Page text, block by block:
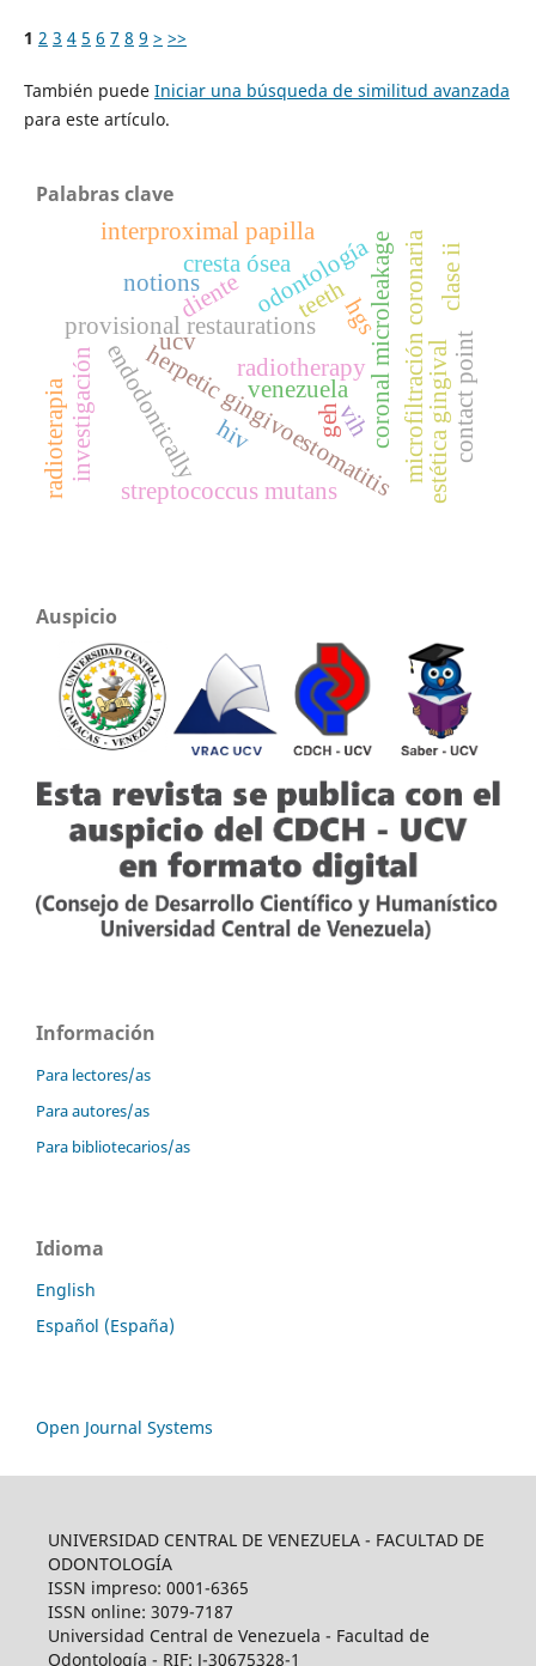
1 2 3 4 5 6 7 8 9 > >>
También puede Iniciar una búsqueda de similitud avanzada
para este artículo.
Palabras clave
geh
herpetic gingivoestomatitis
hgs microfiltración coronaria
streptococcus mutans
coronal microleakage
provisional restaurations
endodontically
odontología
venezuela
ucv
investigación estética gingival
diente
cresta ósea
interproximal papilla
teeth
contact point
radioterapia
radiotherapy
vih
hiv
notions clase ii
Auspicio
Información
Para lectores/as
Para autores/as
Para bibliotecarios/as
Idioma
English
Español (España)
Open Journal Systems
UNIVERSIDAD CENTRAL DE VENEZUELA - FACULTAD DE
ODONTOLOGÍA
ISSN impreso: 0001-6365
ISSN online: 3079-7187
Universidad Central de Venezuela - Facultad de
Odontología - RIF: J-30675328-1